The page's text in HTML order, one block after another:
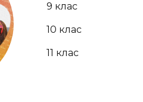
9 клас
10 клас
11 клас